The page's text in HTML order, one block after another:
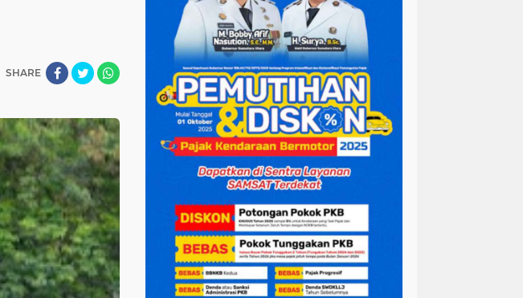
SHARE